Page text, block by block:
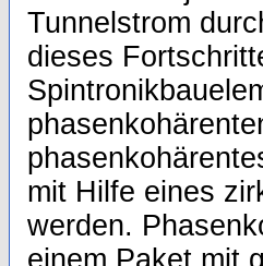
Tunnelstrom
dieses
mit Hilfe eines
werden.